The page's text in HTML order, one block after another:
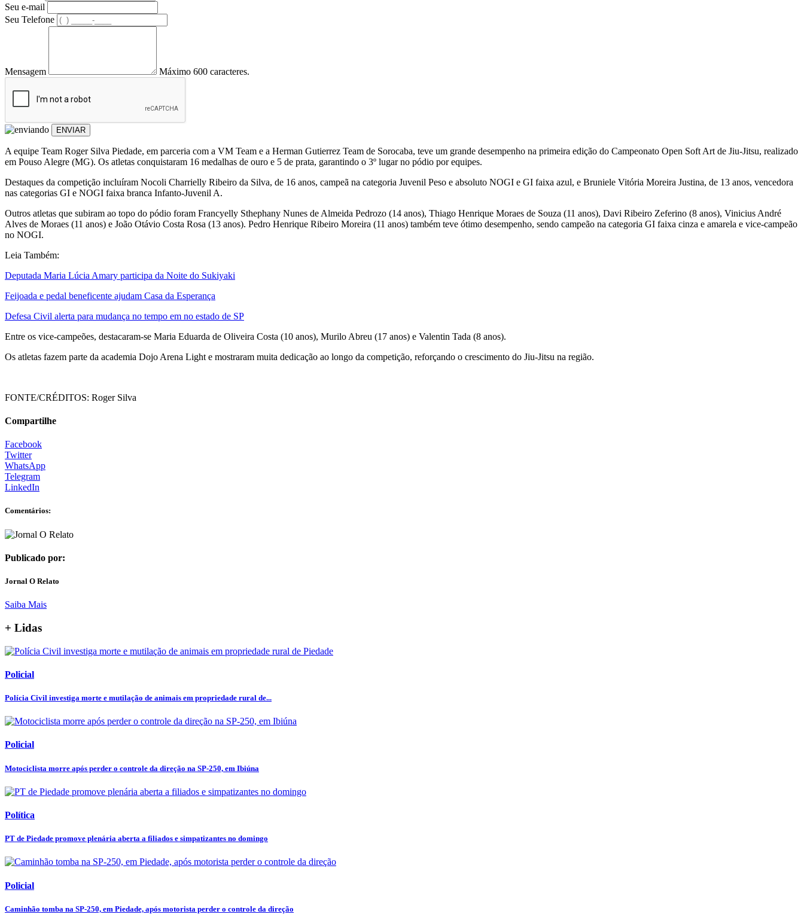
Seu e-mail
Seu Telefone
Mensagem Máximo 600 caracteres.
ENVIAR
A equipe Team Roger Silva Piedade, em parceria com a VM Team e a Herman Gutierrez Team de Sorocaba, teve um grande desempenho na primeira edição do Campeonato Open Soft Art de Jiu-Jitsu, realizado
em Pouso Alegre (MG). Os atletas conquistaram 16 medalhas de ouro e 5 de prata, garantindo o 3º lugar no pódio por equipes.
Destaques da competição incluíram Nocoli Charrielly Ribeiro da Silva, de 16 anos, campeã na categoria Juvenil Peso e absoluto NOGI e GI faixa azul, e Bruniele Vitória Moreira Justina, de 13 anos, vencedora
nas categorias GI e NOGI faixa branca Infanto-Juvenil A.
Outros atletas que subiram ao topo do pódio foram Francyelly Sthephany Nunes de Almeida Pedrozo (14 anos), Thiago Henrique Moraes de Souza (11 anos), Davi Ribeiro Zeferino (8 anos), Vinicius André
Alves de Moraes (11 anos) e João Otávio Costa Rosa (13 anos). Pedro Henrique Ribeiro Moreira (11 anos) também teve ótimo desempenho, sendo campeão na categoria GI faixa cinza e amarela e vice-campeão
no NOGI.
Leia Também:
Deputada Maria Lúcia Amary participa da Noite do Sukiyaki
Feijoada e pedal beneficente ajudam Casa da Esperança
Defesa Civil alerta para mudança no tempo em no estado de SP
Entre os vice-campeões, destacaram-se Maria Eduarda de Oliveira Costa (10 anos), Murilo Abreu (17 anos) e Valentin Tada (8 anos).
Os atletas fazem parte da academia Dojo Arena Light e mostraram muita dedicação ao longo da competição, reforçando o crescimento do Jiu-Jitsu na região.
FONTE/CRÉDITOS: Roger Silva
Compartilhe
Facebook
Twitter
WhatsApp
Telegram
LinkedIn
Comentários:
Publicado por:
Jornal O Relato
Saiba Mais
+ Lidas
Policial
Polícia Civil investiga morte e mutilação de animais em propriedade rural de...
Policial
Motociclista morre após perder o controle da direção na SP-250, em Ibiúna
Política
PT de Piedade promove plenária aberta a filiados e simpatizantes no domingo
Policial
Caminhão tomba na SP-250, em Piedade, após motorista perder o controle da direção